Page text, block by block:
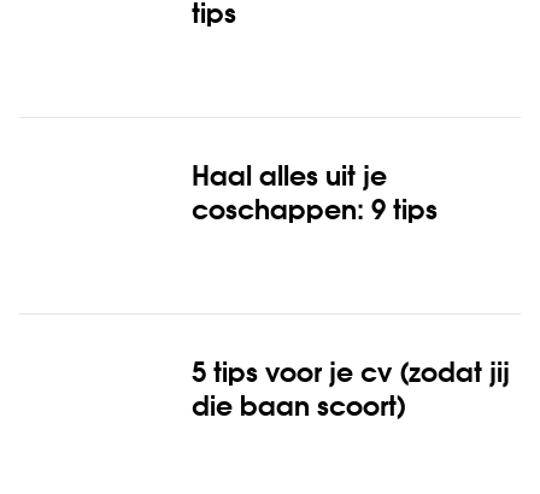
tips
Haal alles uit je
coschappen: 9 tips
5 tips voor je cv (zodat jij
die baan scoort)